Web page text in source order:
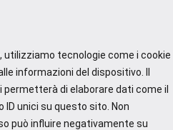
utilizziamo tecnologie come i cookie
informazioni del dispositivo. Il
di elaborare dati come il
unici su questo sito. Non
può influire negativamente su